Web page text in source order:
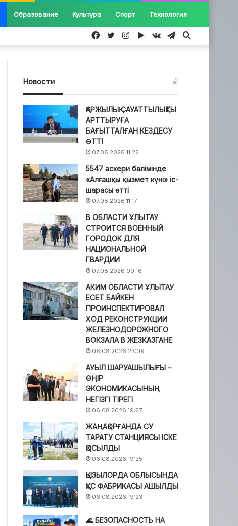
Образование Культура Спорт Технология
Іздеу...
Telegram
vk.com
Google
Instagram
Twitter
Facebook
Новости
ҚАРЖЫЛЫҚ САУАТТЫЛЫҚТЫ
АРТТЫРУҒА
БАҒЫТТАЛҒАН КЕЗДЕСУ
ӨТТІ
07.08.2026 11:22
5547 әскери бөлімінде
«Алғашқы қызмет күні» іс-
шарасы өтті
07.08.2026 11:17
В ОБЛАСТИ ҰЛЫТАУ
СТРОИТСЯ ВОЕННЫЙ
ГОРОДОК ДЛЯ
НАЦИОНАЛЬНОЙ
ГВАРДИИ
07.08.2026 00:16
АКИМ ОБЛАСТИ ҰЛЫТАУ
ЕСЕТ БАЙКЕН
ПРОИНСПЕКТИРОВАЛ
ХОД РЕКОНСТРУКЦИИ
ЖЕЛЕЗНОДОРОЖНОГО
ВОКЗАЛА В ЖЕЗКАЗГАНЕ
06.08.2026 23:09
АУЫЛ ШАРУАШЫЛЫҒЫ –
ӨҢІР
ЭКОНОМИКАСЫНЫҢ
НЕГІЗГІ ТІРЕГІ
06.08.2026 19:27
ЖАҢАҚОРҒАНДА СУ
ТАРАТУ СТАНЦИЯСЫ ІСКЕ
ҚОСЫЛДЫ
06.08.2026 19:25
ҚЫЗЫЛОРДА ОБЛЫСЫНДА
ҚҰС ФАБРИКАСЫ АШЫЛДЫ
06.08.2026 19:23
🌊 БЕЗОПАСНОСТЬ НА